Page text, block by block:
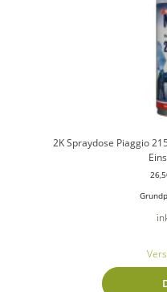
2K Spraydose Piaggio